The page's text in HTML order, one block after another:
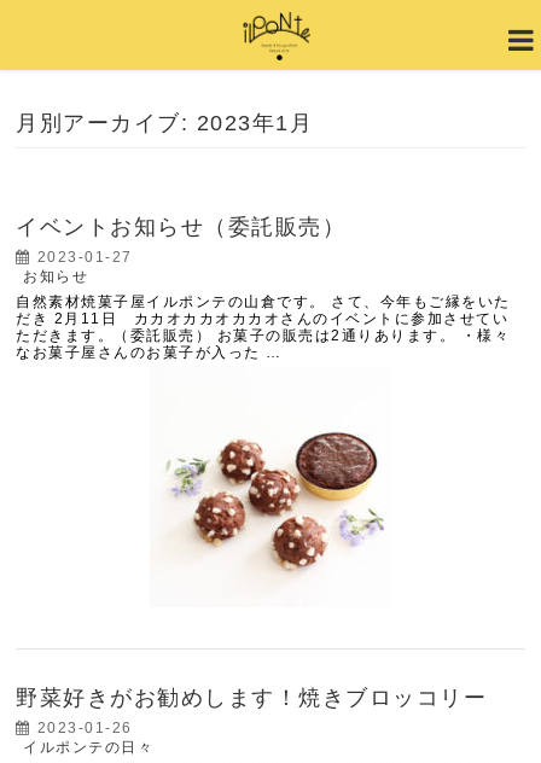
月別アーカイブ: 2023年1月
イベントお知らせ（委託販売）
2023-01-27
お知らせ
自然素材焼菓子屋イルポンテの山倉です。 さて、今年もご縁をいた
だき 2月11日 カカオカカオカカオさんのイベントに参加させてい
ただきます。（委託販売） お菓子の販売は2通りあります。 ・様々
なお菓子屋さんのお菓子が入った …
野菜好きがお勧めします！焼きブロッコリー
2023-01-26
イルポンテの日々